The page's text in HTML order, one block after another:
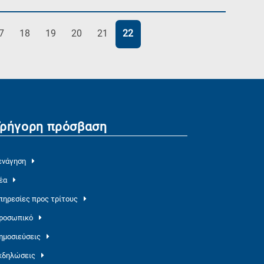
Σελίδα
18 Σελίδα
19 Σελίδα
20 Σελίδα
21 Σελίδα
22
πρόσβαση
προς τρίτους